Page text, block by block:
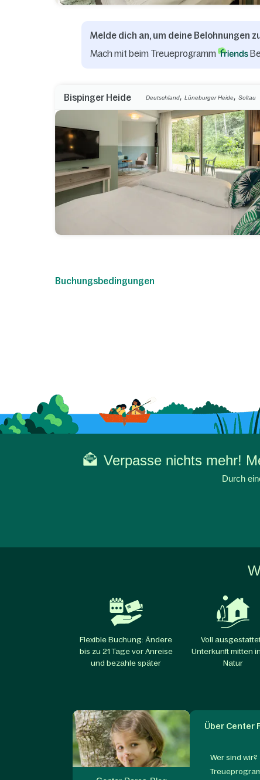
Melde dich an, um deine Belohnungen
Mach mit beim Treueprogramm
Bispinger Heide Deutschland,Lüneburger Heide,Soltau
Buchungsbedingungen
Verpasse nichts mehr!
Durch
Flexible Buchung: Ändere
bis zu 21 Tage vor Anreise
und bezahle später
Voll
Unterkunft mitten
Natur
Über Center
Wer sind wir?